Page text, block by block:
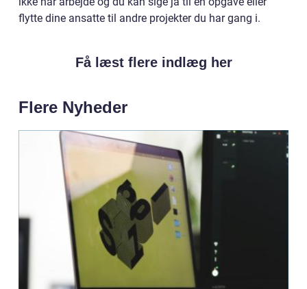
flytte dine ansatte til andre projekter du har gang i.
Få læst flere indlæg her
Flere Nyheder